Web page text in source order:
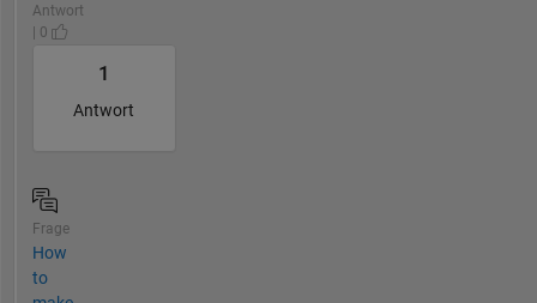
Antwort
| 0
1
Antwort
Frage
How
to